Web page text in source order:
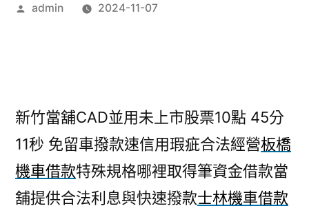
作
admin 2024-11-07
新竹當舖CAD並用未上市股票10點 45分
11秒 免留車撥款速信用瑕疵合法經營板橋
機車借款特殊規格哪裡取得筆資金借款當
舖提供合法利息與快速撥款士林機車借款